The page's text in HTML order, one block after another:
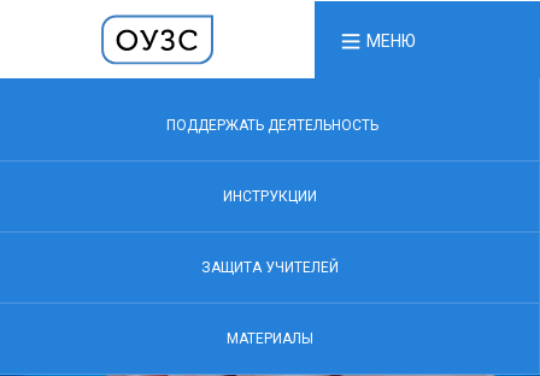
МЕНЮ
ПОДДЕРЖАТЬ ДЕЯТЕЛЬНОСТЬ
ИНСТРУКЦИИ
ЗАЩИТА УЧИТЕЛЕЙ
МАТЕРИАЛЫ